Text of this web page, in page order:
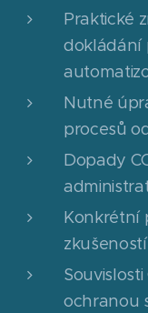
Praktické
dokládání
Nutné
procesů
Dopady
Konkrétní
ochranou